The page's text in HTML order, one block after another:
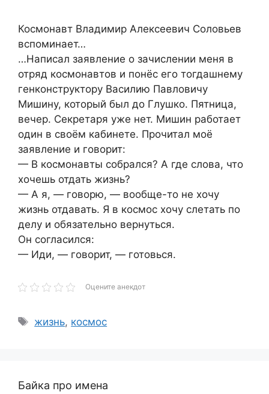
Космонавт Владимир Алексеевич Соловьев
вспоминает…
…Написал заявление о зачислении меня в
отряд космонавтов и понёс его тогдашнему
генконструктору Василию Павловичу
Мишину, который был до Глушко. Пятница,
вечер. Секретаря уже нет. Мишин работает
один в своём кабинете. Прочитал моё
заявление и говорит:
— В космонавты собрался? А где слова, что
хочешь отдать жизнь?
— А я, — говорю, — вообще-то не хочу
жизнь отдавать. Я в космос хочу слетать по
делу и обязательно вернуться.
Он согласился:
— Иди, — говорит, — готовься.
Оцените анекдот
Метки
жизнь, космос
Байка про имена